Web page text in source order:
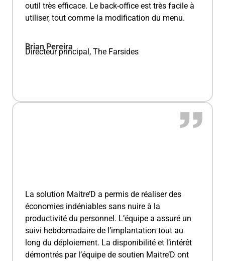
outil très efficace. Le back-office est très facile à
utiliser, tout comme la modification du menu.
Brian Pereira
Directeur principal, The Farsides
La solution Maitre’D a permis de réaliser des
économies indéniables sans nuire à la
productivité du personnel. L’équipe a assuré un
suivi hebdomadaire de l’implantation tout au
long du déploiement. La disponibilité et l’intérêt
démontrés par l’équipe de soutien Maitre’D ont